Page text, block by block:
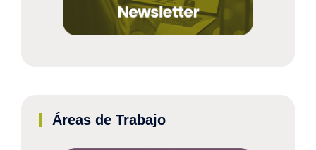
Áreas de Trabajo